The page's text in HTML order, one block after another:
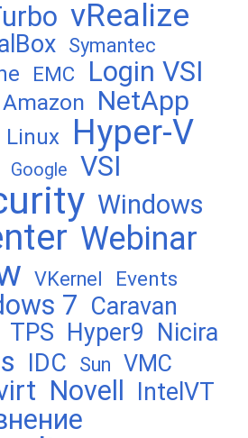
vRealize
Symantec
EMC
Login VSI
Amazon NetApp
Linux Hyper-V
Google VSI
Windows
Webinar
VKernel Events
7 Caravan
TPS Hyper9 Nicira
IDC Sun VMC
Novell IntelVT